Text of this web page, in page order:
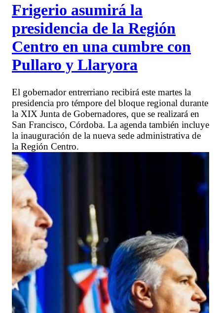
Frigerio asumirá la
presidencia de la Región
Centro en una cumbre con
Pullaro y Llaryora
El gobernador entrerriano recibirá este martes la
presidencia pro témpore del bloque regional durante
la XIX Junta de Gobernadores, que se realizará en
San Francisco, Córdoba. La agenda también incluye
la inauguración de la nueva sede administrativa de
la Región Centro.